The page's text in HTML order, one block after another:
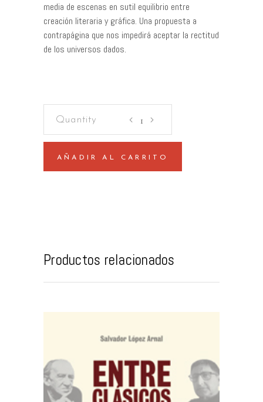
media de escenas en sutil equilibrio entre
creación literaria y gráfica. Una propuesta a
contrapágina que nos impedirá aceptar la rectitud
de los universos dados.
siniestra
AÑADIR AL CARRITO
Productos relacionados